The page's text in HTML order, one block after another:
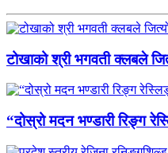
टोखाको श्री भगवती क्लबले
“दोस्रो मदन भण्डारी रिङ्ग